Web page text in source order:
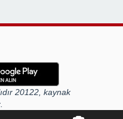
20122, kaynak